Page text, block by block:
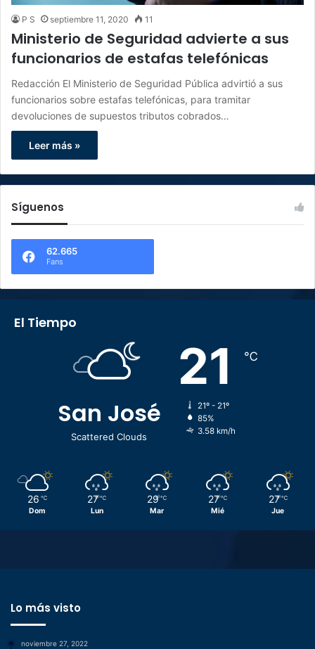
P S septiembre 11, 2020 11
Ministerio de Seguridad advierte a sus
funcionarios de estafas telefónicas
Redacción El Ministerio de Seguridad Pública advirtió a sus
funcionarios sobre estafas telefónicas, para tramitar
devoluciones de supuestos tributos cobrados…
Leer más »
Síguenos
62.665
Fans
El Tiempo
San José
Scattered Clouds
21 ℃
21º - 21º
85%
3.58 km/h
26 ℃
Dom
27 ℃
Lun
29 ℃
Mar
27 ℃
Mié
27 ℃
Jue
Lo más visto
noviembre 27, 2022